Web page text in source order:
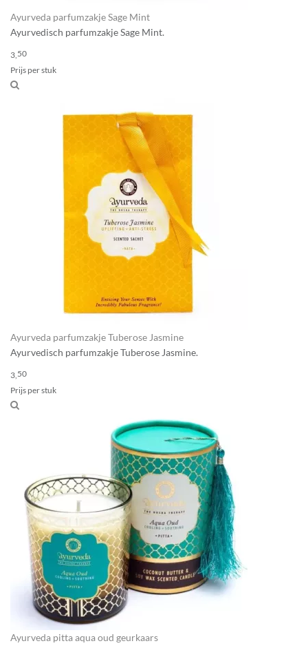
Ayurveda parfumzakje Sage Mint
Ayurvedisch parfumzakje Sage Mint.
3, 50
Prijs per stuk
Ayurveda parfumzakje Tuberose Jasmine
Ayurvedisch parfumzakje Tuberose Jasmine.
3, 50
Prijs per stuk
Ayurveda pitta aqua oud geurkaars